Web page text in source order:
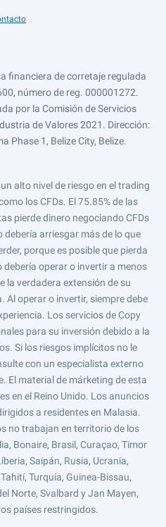
financiera de corretaje regulada
número de reg. 000001272.
por la Comisión de Servicios
de Valores 2021. Dirección:
Phase 1, Belize City, Belize.
alto nivel de riesgo en el trading
los CFDs. El 75.85% de las
pierde dinero negociando CFDs
debería arriesgar más de lo que
porque es posible que pierda
operar o invertir a menos
la verdadera extensión de su
Al operar o invertir, siempre debe
Los servicios de Copy
para su inversión debido a la
Si los riesgos implícitos no le
con un especialista externo
El material de márketing de esta
en el Reino Unido. Los anuncios
a residentes en Malasia.
no trabajan en territorio de los
Bonaire, Brasil, Curaçao, Timor
Saipán, Rusia, Ucrania,
Turquía, Guinea-Bissau,
Norte, Svalbard y Jan Mayen,
países restringidos.